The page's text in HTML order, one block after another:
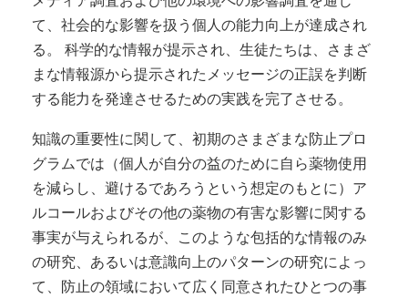
て、社会的な影響を扱う個人の能力向上が達成され
る。 科学的な情報が提示され、生徒たちは、さまざ
まな情報源から提示されたメッセージの正誤を判断
する能力を発達させるための実践を完了させる。
知識の重要性に関して、初期のさまざまな防止プロ
グラムでは（個人が自分の益のために自ら薬物使用
を減らし、避けるであろうという想定のもとに）ア
ルコールおよびその他の薬物の有害な影響に関する
事実が与えられるが、このような包括的な情報のみ
の研究、あるいは意識向上のパターンの研究によっ
て、防止の領域において広く同意されたひとつの事